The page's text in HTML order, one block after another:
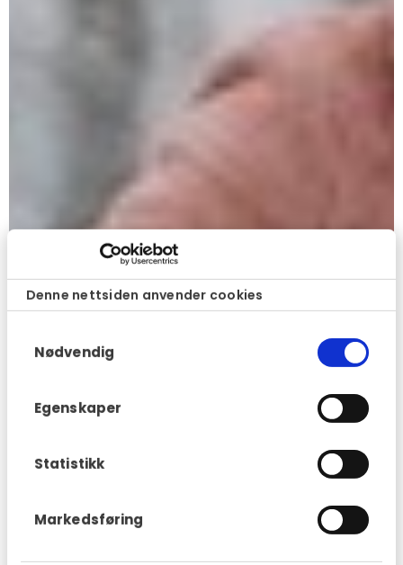
Denne nettsiden anvender cookies
Nødvendig
Egenskaper
Statistikk
Markedsføring